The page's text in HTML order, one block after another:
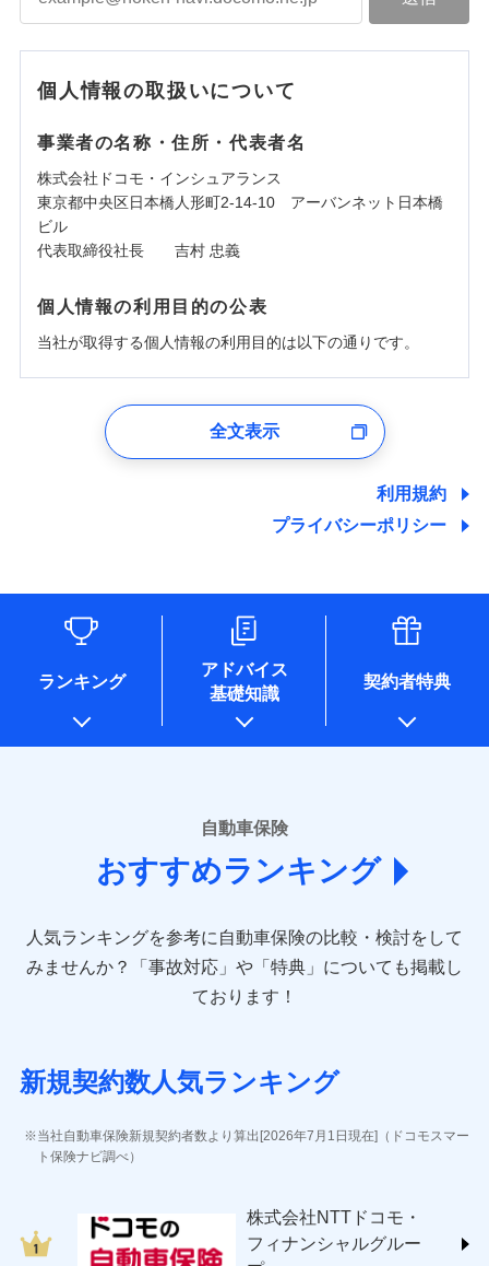
個人情報の取扱いについて
事業者の名称・住所・代表者名
株式会社ドコモ・インシュアランス
東京都中央区日本橋人形町2-14-10 アーバンネット日本橋
ビル
代表取締役社長 吉村 忠義
個人情報の利用目的の公表
当社が取得する個人情報の利用目的は以下の通りです。
ユーザー登録受付および、管理のため
しくは委託を受けている保険会社・提携会社の保険その他に
関する情報を提供し、金融商品等の契約を勧奨するため、ま
た維持管理等の委託業務遂行のため、またそれらに付帯、関
情報を取引のある他の保険会社の商品・サービスをご提案す
るために利用させていただくことがあります。）
各種セミナーの開催のため
コンサルティングサービスの実施のため
アンケートやキャンペーン等の実施のため
上記に係る案内・手続き・管理等付帯業務を行うため
* 当社が委託を受けている保険会社の情報は、保険会社のホ
ームページに掲載しておりますので、ご確認ください。
あいおいニッセイ同和損害保険株式会社
(https://www.aioinissaydowa.co.jp/)
アクサ損害保険株式会社 (https://www.axa-
direct.co.jp/)
sompo.co.jp/)
東京海上ダイレクト損害保険株式会社 (https://www.e-
AIG損害保険株式会社 (https://www.aig.co.jp/sonpo)
ジェイアイ傷害火災保険株式会社
ソニー損害保険株式会社
(https://www.sonysonpo.co.jp/)
ＳＯＭＰＯダイレクト損害保険株式会社
(https://www.sompo-direct.co.jp/)
全文表示
利用規約
プライバシーポリシー
ランキング
アドバイス
基礎知識
契約者特典
自動車保険
おすすめランキング
人気ランキングを参考に自動車保険の比較・検討をして
みませんか？
「事故対応」や「特典」についても掲載し
ております！
新規契約数人気ランキング
当社自動車保険新規契約者数より算出[2026年7月1日現在]（ドコモスマー
ト保険ナビ調べ）
株式会社NTTドコモ・
フィナンシャルグルー